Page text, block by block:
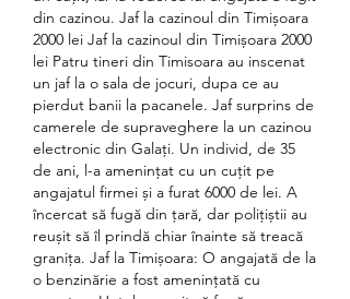
din cazinou. Jaf la cazinoul din Timișoara
2000 lei Jaf la cazinoul din Timișoara 2000
lei Patru tineri din Timisoara au inscenat
un jaf la o sala de jocuri, dupa ce au
pierdut banii la pacanele. Jaf surprins de
camerele de supraveghere la un cazinou
electronic din Galați. Un individ, de 35
de ani, l-a amenințat cu un cuțit pe
angajatul firmei și a furat 6000 de lei. A
încercat să fugă din țară, dar polițiștii au
reușit să îl prindă chiar înainte să treacă
granița. Jaf la Timișoara: O angajată de la
o benzinărie a fost ameninţată cu